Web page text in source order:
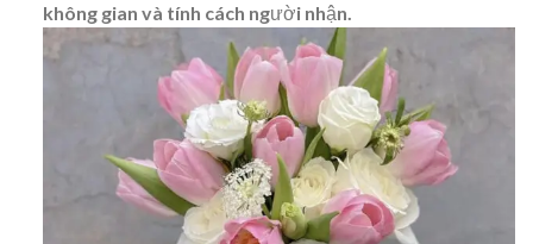
không gian và tính cách người nhận.